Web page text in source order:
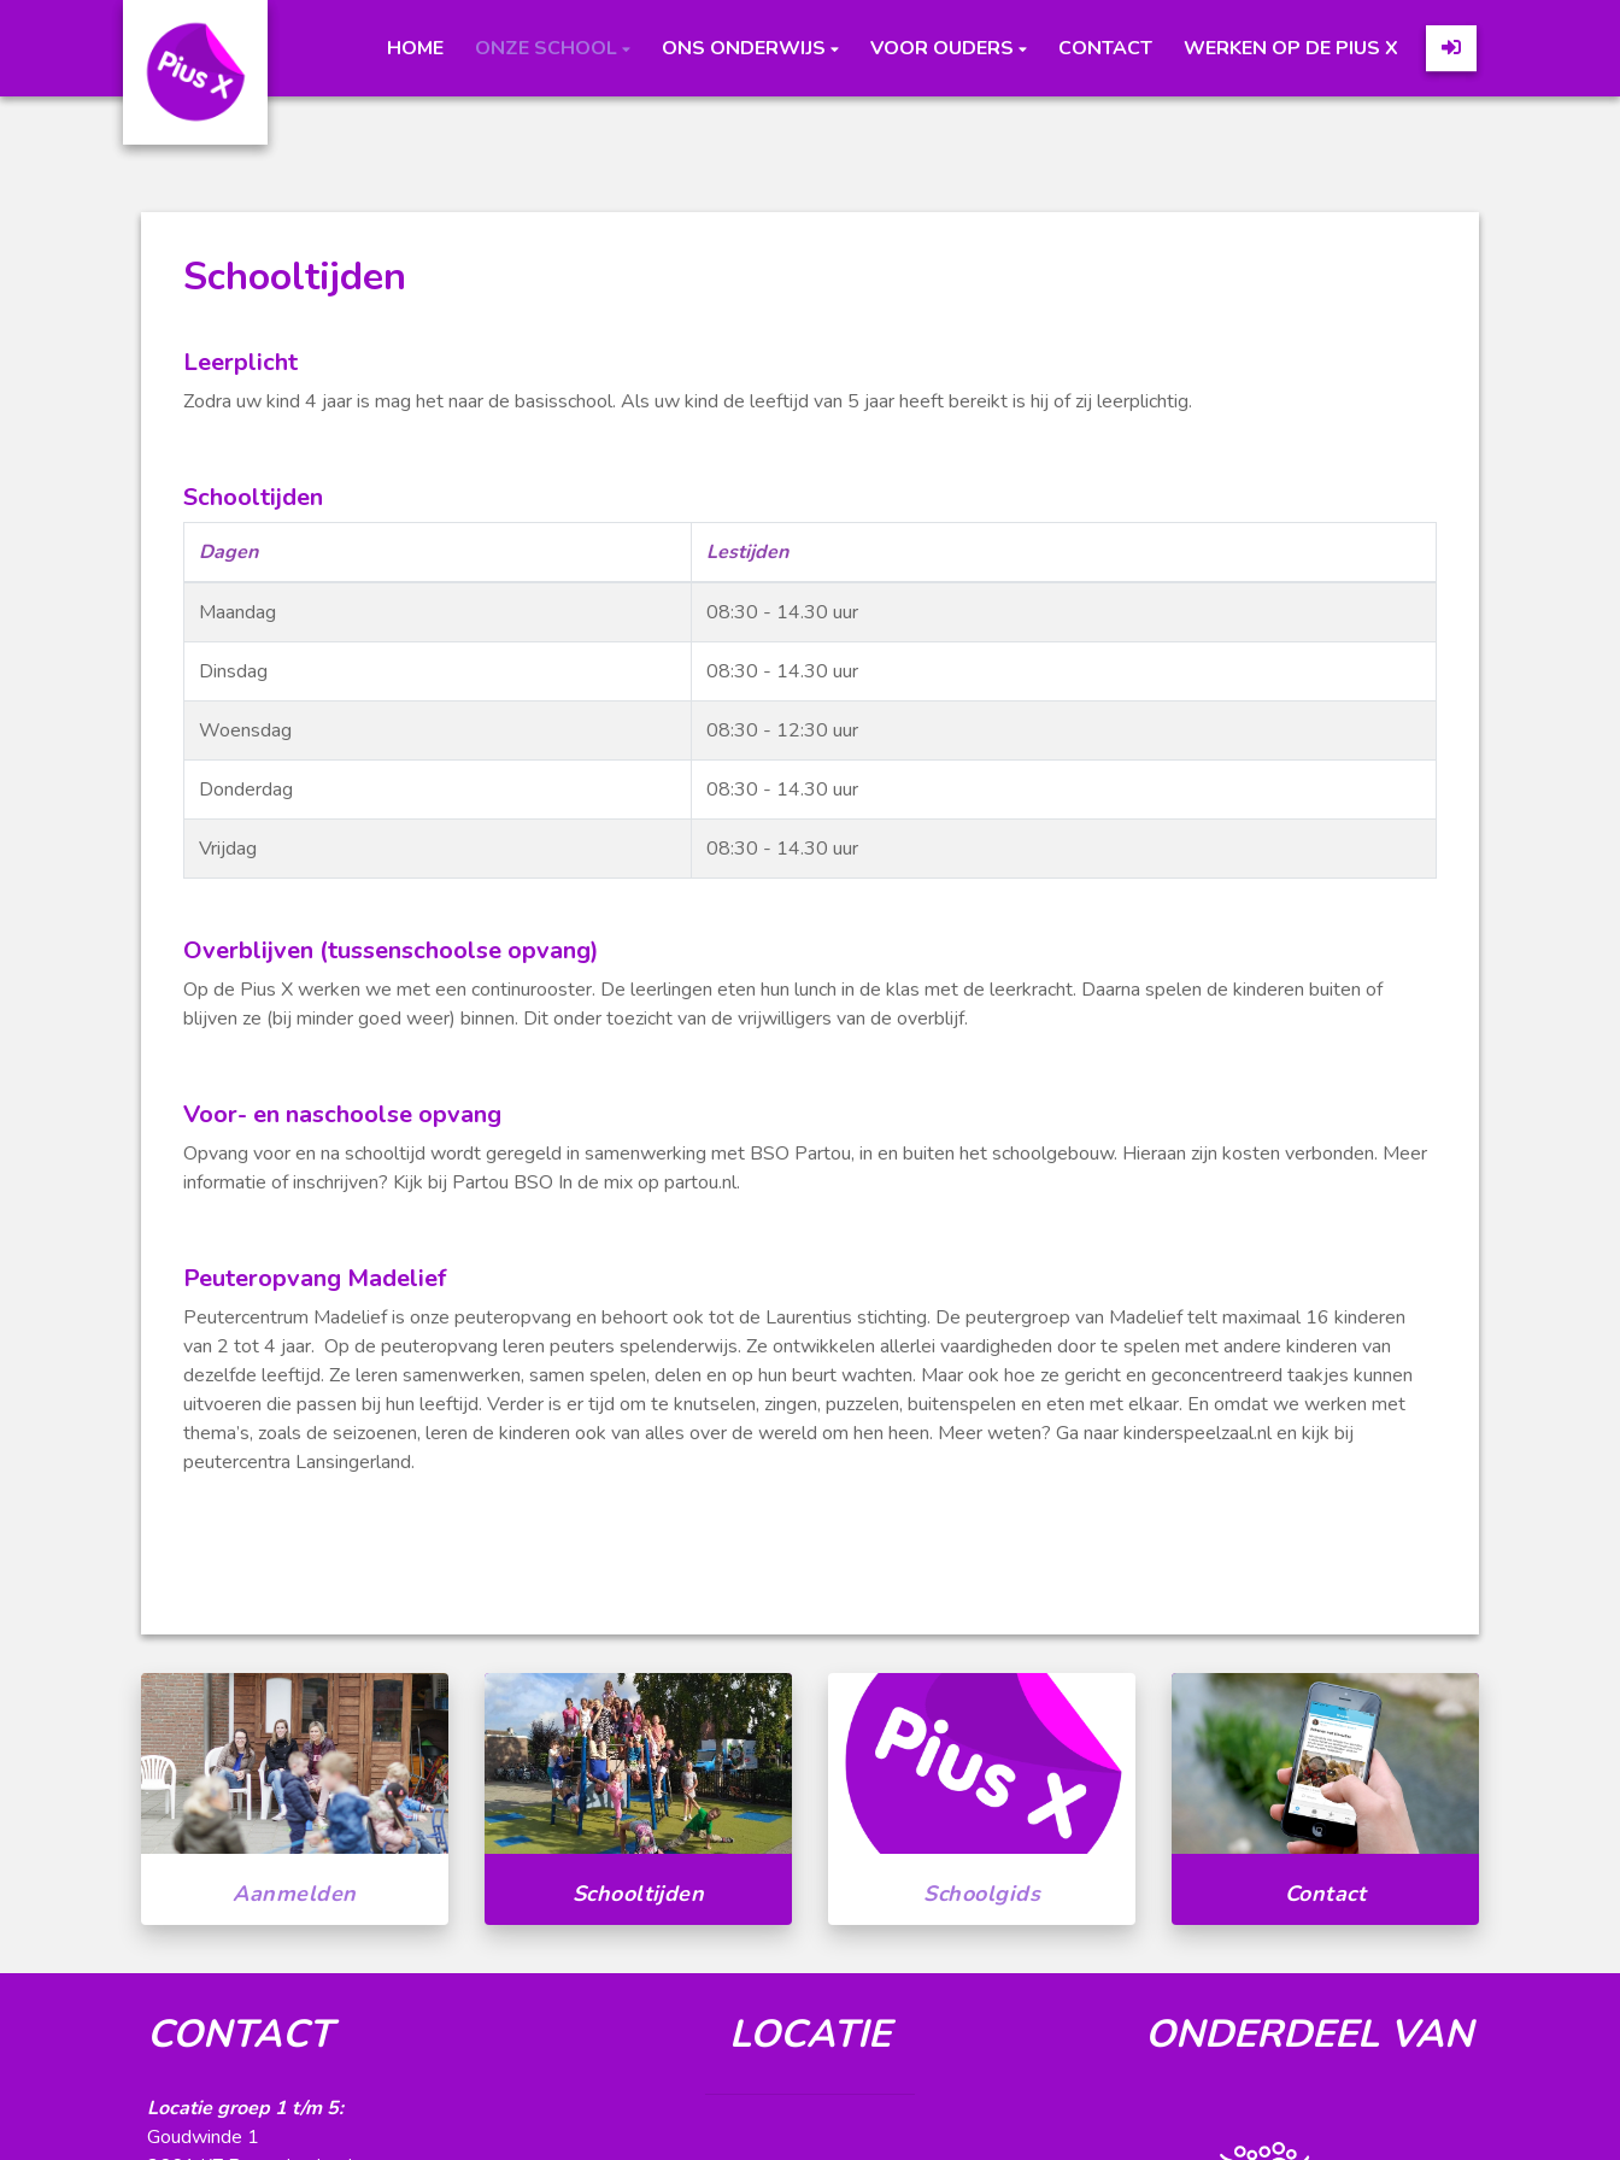
HOME ONZE SCHOOL ONS ONDERWIJS VOOR OUDERS CONTACT WERKEN OP DE PIUS X
Schooltijden
Leerplicht
Zodra uw kind 4 jaar is mag het naar de basisschool. Als uw kind de leeftijd van 5 jaar heeft bereikt is hij of zij leerplichtig.
Schooltijden
Dagen Lestijden
Maandag 08:30 - 14.30 uur
Dinsdag 08:30 - 14.30 uur
Woensdag 08:30 - 12:30 uur
Donderdag 08:30 - 14.30 uur
Vrijdag 08:30 - 14.30 uur
Overblijven (tussenschoolse opvang)
Op de Pius X werken we met een continurooster. De leerlingen eten hun lunch in de klas met de leerkracht. Daarna spelen de kinderen buiten of
blijven ze (bij minder goed weer) binnen. Dit onder toezicht van de vrijwilligers van de overblijf.
Voor- en naschoolse opvang
Opvang voor en na schooltijd wordt geregeld in samenwerking met BSO Partou, in en buiten het schoolgebouw. Hieraan zijn kosten verbonden. Meer
informatie of inschrijven? Kijk bij Partou BSO In de mix op partou.nl.
Peuteropvang Madelief
Peutercentrum Madelief is onze peuteropvang en behoort ook tot de Laurentius stichting. De peutergroep van Madelief telt maximaal 16 kinderen
van 2 tot 4 jaar. Op de peuteropvang leren peuters spelenderwijs. Ze ontwikkelen allerlei vaardigheden door te spelen met andere kinderen van
dezelfde leeftijd. Ze leren samenwerken, samen spelen, delen en op hun beurt wachten. Maar ook hoe ze gericht en geconcentreerd taakjes kunnen
uitvoeren die passen bij hun leeftijd. Verder is er tijd om te knutselen, zingen, puzzelen, buitenspelen en eten met elkaar. En omdat we werken met
thema’s, zoals de seizoenen, leren de kinderen ook van alles over de wereld om hen heen. Meer weten? Ga naar kinderspeelzaal.nl en kijk bij
peutercentra Lansingerland.
Aanmelden Schooltijden Schoolgids Contact
CONTACT
Locatie groep 1 t/m 5:
Goudwinde 1
LOCATIE ONDERDEEL VAN